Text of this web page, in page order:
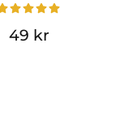
49 kr